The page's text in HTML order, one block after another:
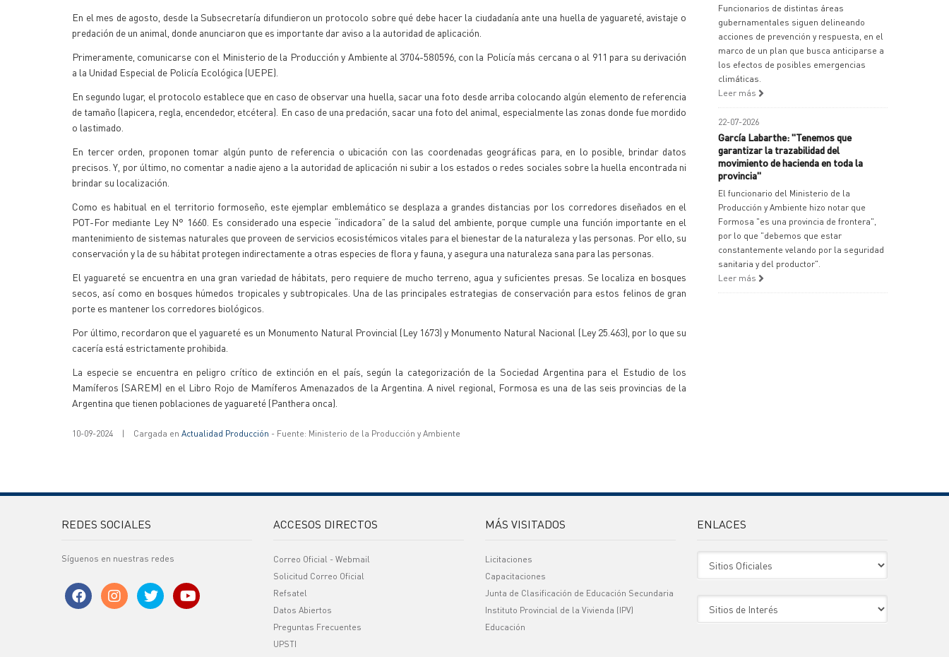
En el mes de agosto, desde la Subsecretaría difundieron un protocolo sobre qué debe hacer la ciudadanía ante una huella de yaguareté, avistaje o
predación de un animal, donde anunciaron que es importante dar aviso a la autoridad de aplicación.
Primeramente, comunicarse con el Ministerio de la Producción y Ambiente al 3704-580596, con la Policía más cercana o al 911 para su derivación
a la Unidad Especial de Policía Ecológica (UEPE).
En segundo lugar, el protocolo establece que en caso de observar una huella, sacar una foto desde arriba colocando algún elemento de referencia
de tamaño (lapicera, regla, encendedor, etcétera). En caso de una predación, sacar una foto del animal, especialmente las zonas donde fue mordido
o lastimado.
En tercer orden, proponen tomar algún punto de referencia o ubicación con las coordenadas geográficas para, en lo posible, brindar datos
precisos. Y, por último, no comentar a nadie ajeno a la autoridad de aplicación ni subir a los estados o redes sociales sobre la huella encontrada ni
brindar su localización.
Como es habitual en el territorio formoseño, este ejemplar emblemático se desplaza a grandes distancias por los corredores diseñados en el
POT-For mediante Ley N° 1660. Es considerado una especie “indicadora” de la salud del ambiente, porque cumple una función importante en el
mantenimiento de sistemas naturales que proveen de servicios ecosistémicos vitales para el bienestar de la naturaleza y las personas. Por ello, su
conservación y la de su hábitat protegen indirectamente a otras especies de flora y fauna, y asegura una naturaleza sana para las personas.
El yaguareté se encuentra en una gran variedad de hábitats, pero requiere de mucho terreno, agua y suficientes presas. Se localiza en bosques
secos, así como en bosques húmedos tropicales y subtropicales. Una de las principales estrategias de conservación para estos felinos de gran
porte es mantener los corredores biológicos.
Por último, recordaron que el yaguareté es un Monumento Natural Provincial (Ley 1673) y Monumento Natural Nacional (Ley 25.463), por lo que su
cacería está estrictamente prohibida.
La especie se encuentra en peligro crítico de extinción en el país, según la categorización de la Sociedad Argentina para el Estudio de los
Mamíferos (SAREM) en el Libro Rojo de Mamíferos Amenazados de la Argentina. A nivel regional, Formosa es una de las seis provincias de la
Argentina que tienen poblaciones de yaguareté (Panthera onca).
10-09-2024 | Cargada en Actualidad Producción - Fuente: Ministerio de la Producción y Ambiente
Funcionarios de distintas áreas
gubernamentales siguen delineando
acciones de prevención y respuesta, en el
marco de un plan que busca anticiparse a
los efectos de posibles emergencias
climáticas.
Leer más
22-07-2026
García Labarthe: "Tenemos que
garantizar la trazabilidad del
movimiento de hacienda en toda la
provincia"
El funcionario del Ministerio de la
Producción y Ambiente hizo notar que
Formosa "es una provincia de frontera",
por lo que "debemos que estar
constantemente velando por la seguridad
sanitaria y del productor".
Leer más
REDES SOCIALES
Síguenos en nuestras redes
ACCESOS DIRECTOS
Correo Oficial - Webmail
Solicitud Correo Oficial
Refsatel
Datos Abiertos
Preguntas Frecuentes
UPSTI
MÁS VISITADOS
Licitaciones
Capacitaciones
Junta de Clasificación de Educación Secundaria
Instituto Provincial de la Vivienda (IPV)
Educación
ENLACES